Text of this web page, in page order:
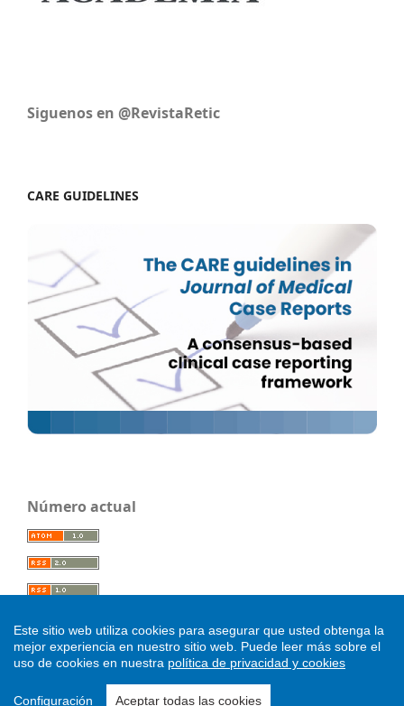
Siguenos en @RevistaRetic
CARE GUIDELINES
Número actual
Este sitio web utiliza cookies para asegurar que usted obtenga la
mejor experiencia en nuestro sitio web. Puede leer más sobre el
uso de cookies en nuestra política de privacidad y cookies
Configuración Aceptar todas las cookies